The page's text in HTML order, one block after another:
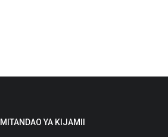
MITANDAO YA KIJAMII